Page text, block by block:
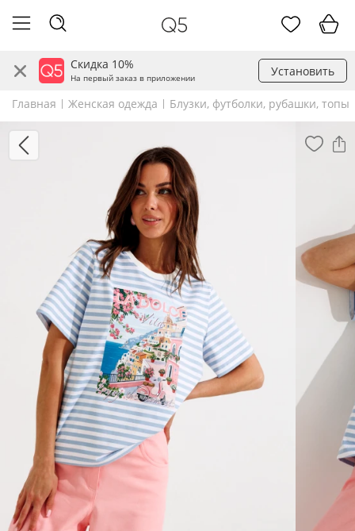
Скидка 10%
На первый заказ в приложении Установить
Главная Женская одежда Блузки, футболки, рубашки, топы